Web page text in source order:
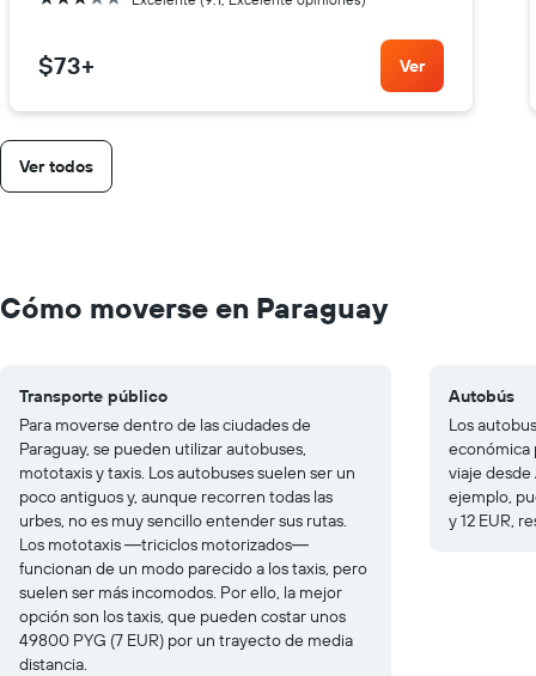
$73+ Ver
Ver todos
Cómo moverse en Paraguay
Transporte público
Para moverse dentro de las ciudades de
Paraguay, se pueden utilizar autobuses,
mototaxis y taxis. Los autobuses suelen ser un
poco antiguos y, aunque recorren todas las
urbes, no es muy sencillo entender sus rutas.
Los mototaxis ―triciclos motorizados―
funcionan de un modo parecido a los taxis, pero
suelen ser más incomodos. Por ello, la mejor
opción son los taxis, que pueden costar unos
49800 PYG (7 EUR) por un trayecto de media
distancia.
Autobús
Los
económica
viaje desde
ejemplo,
y 12 EUR,